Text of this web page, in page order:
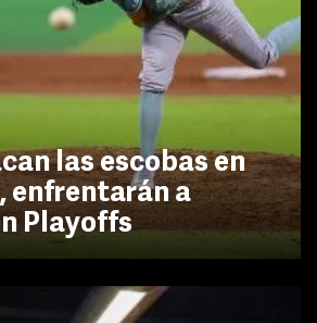
las escobas en
enfrentarán a
Playoffs